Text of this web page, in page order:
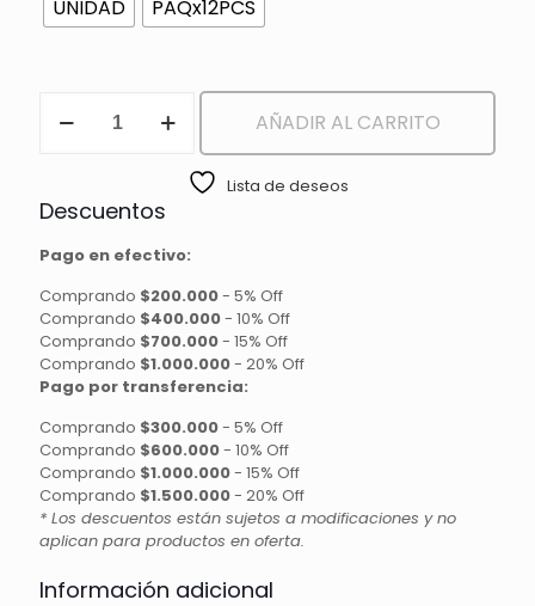
UNIDAD PAQx12PCS
cantidad
AÑADIR AL CARRITO
Lista de deseos
Descuentos
Pago en efectivo:
Comprando $200.000- 5% Off
Comprando $400.000- 10% Off
Comprando $700.000- 15% Off
Comprando $1.000.000- 20% Off
Pago por transferencia:
Comprando $300.000- 5% Off
Comprando $600.000- 10% Off
Comprando $1.000.000- 15% Off
Comprando $1.500.000- 20% Off
* Los descuentos están sujetos a modificaciones y no
aplican para productos en oferta.
Información adicional